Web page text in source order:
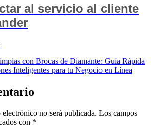
al servicio al cliente
con Brocas de Diamante: Guía Rápida
Inteligentes para tu Negocio en Línea
no será publicada. Los campos
con *